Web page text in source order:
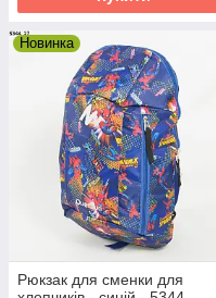
Новинка
Рюкзак для сменки для